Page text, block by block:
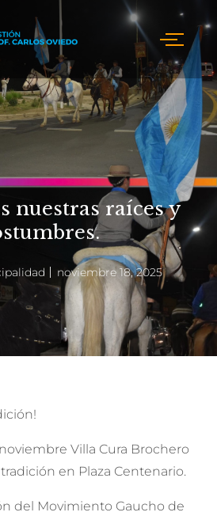
nuestras raíces y
noviembre 18, 2025
Villa Cura Brochero
en Plaza Centenario.
del Movimiento Gaucho de